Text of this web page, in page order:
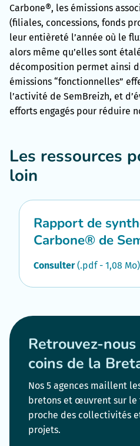
Carbone®, les émissions
(filiales, concessions, fonds
leur entièreté l’année où le
alors même qu’elles sont
décomposition permet ainsi
émissions “fonctionnelles”
l’activité de SemBreizh, et
efforts engagés pour réduire
Les ressources
loin
Rapport de
Carbone® de
Consulter(.pdf - 1,08 Mo)
Retrouvez-
coins de la
Nos 5 agences maillent
bretons et œuvrent sur le
proche des collectivités
projets.